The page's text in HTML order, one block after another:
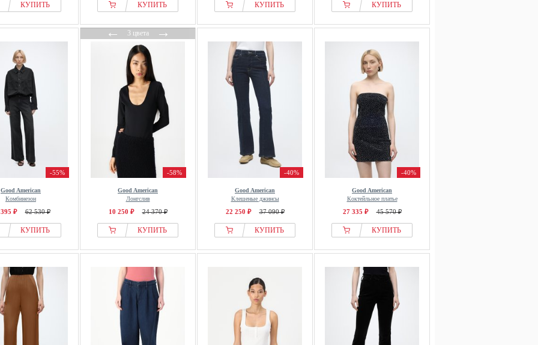
КУПИТЬ КУПИТЬ КУПИТЬ КУПИТЬ
-55%
Good American
Комбинезон
₽ 62 530 ₽
КУПИТЬ
←3 цвета→
-58%
Good American
Лонгслив
10 250 ₽ 24 370 ₽
КУПИТЬ
-40%
Good American
Клешеные джинсы
22 250 ₽ 37 090 ₽
КУПИТЬ
-40%
Good American
Коктейльное платье
27 335 ₽ 45 570 ₽
КУПИТЬ